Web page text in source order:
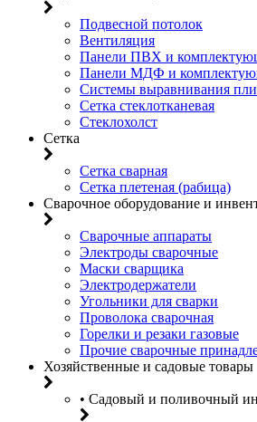
Подвесной потолок
Вентиляция
Панели ПВХ и
Панели МДФ и
Системы выравнивания
Сетка стеклотканевая
Стеклохолст
Сетка
Сетка сварная
Сетка плетеная (рабица)
Сварочное оборудование и
Сварочные аппараты
Электроды сварочные
Маски сварщика
Электродержатели
Угольники для сварки
Проволока сварочная
Горелки и резаки газовые
Прочие сварочные
Хозяйственные и садовые товары
• Садовый и поливочный